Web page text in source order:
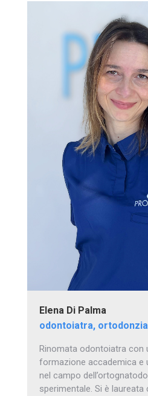
Elena Di Palma
odontoiatra, ortodonzia
Rinomata odontoiatra con
formazione accademica e
nel campo
sperimentale. Si è laureata